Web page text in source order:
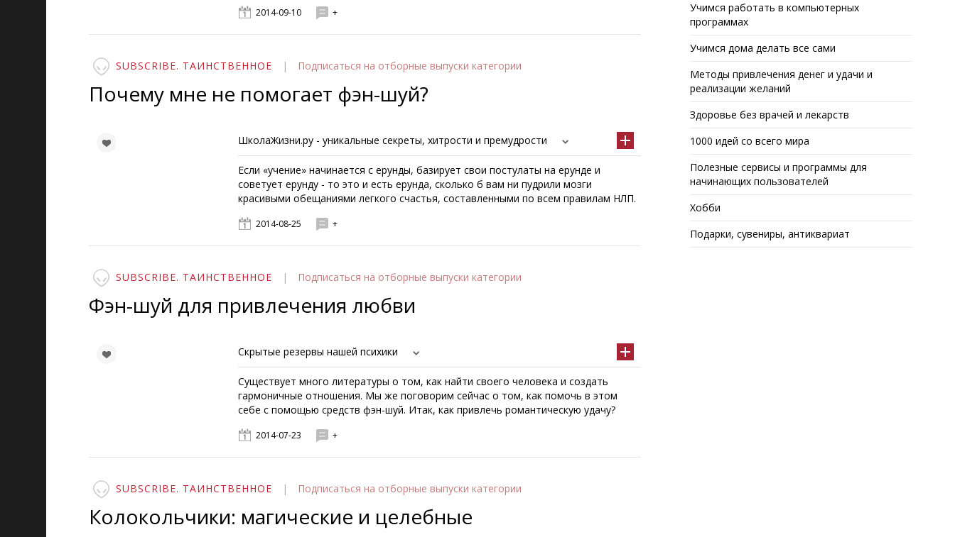
2014-09-10 +
SUBSCRIBE. ТАИНСТВЕННОЕ | Подписаться на отборные выпуски категории
Почему мне не помогает фэн-шуй?
ШколаЖизни.ру - уникальные секреты, хитрости и премудрости
Если «учение» начинается с ерунды, базирует свои постулаты на ерунде и
советует ерунду - то это и есть ерунда, сколько б вам ни пудрили мозги
красивыми обещаниями легкого счастья, составленными по всем правилам НЛП.
2014-08-25 +
SUBSCRIBE. ТАИНСТВЕННОЕ | Подписаться на отборные выпуски категории
Фэн-шуй для привлечения любви
Скрытые резервы нашей психики
Существует много литературы о том, как найти своего человека и создать
гармоничные отношения. Мы же поговорим сейчас о том, как помочь в этом
себе с помощью средств фэн-шуй. Итак, как привлечь романтическую удачу?
2014-07-23 +
SUBSCRIBE. ТАИНСТВЕННОЕ | Подписаться на отборные выпуски категории
Колокольчики: магические и целебные
Учимся работать в компьютерных
программах
Учимся дома делать все сами
Методы привлечения денег и удачи и
реализации желаний
Здоровье без врачей и лекарств
1000 идей со всего мира
Полезные сервисы и программы для
начинающих пользователей
Хобби
Подарки, сувениры, антиквариат